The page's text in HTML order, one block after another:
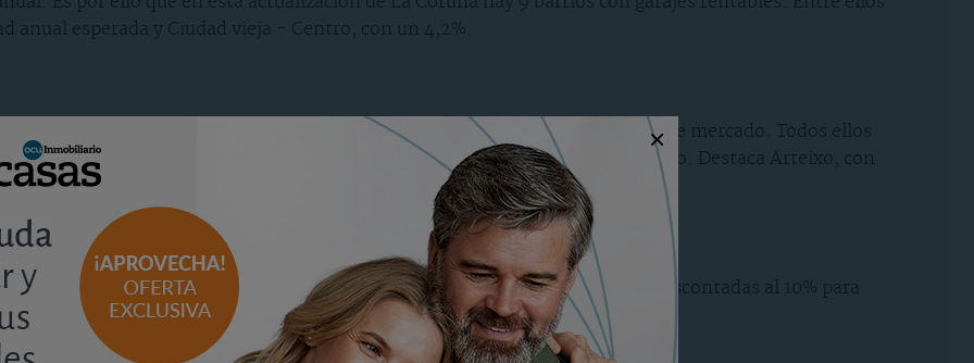
anual esperada y Ciudad vieja - Centro, con un 4,2%.
12 barrios en los que había suficiente oferta para realizar el estudio de mercado. Todos ellos
superaban el 4,6% anual que exigimos para una inversión de este tipo. Destaca Arteixo, con
de 565 €/m2 y 567.500€/m2 de precio de venta.
se ha tenido en cuenta la valoración de muestras homogéneas en oferta, descontadas al 10% para
mediante la negociación en la actualidad.